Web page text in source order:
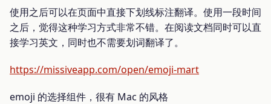
使用之后可以在页面中直接下划线标注翻译。使用一段时间
之后，觉得这种学习方式非常不错。在阅读文档同时可以直
接学习英文，同时也不需要划词翻译了。
https://missiveapp.com/open/emoji-mart
emoji 的选择组件，很有 Mac 的风格